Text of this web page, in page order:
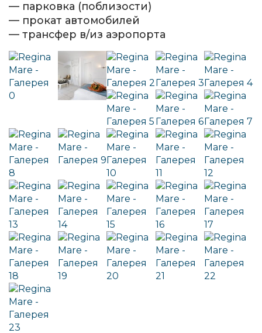
— парковка (поблизости)
— прокат автомобилей
— трансфер в/из аэропорта